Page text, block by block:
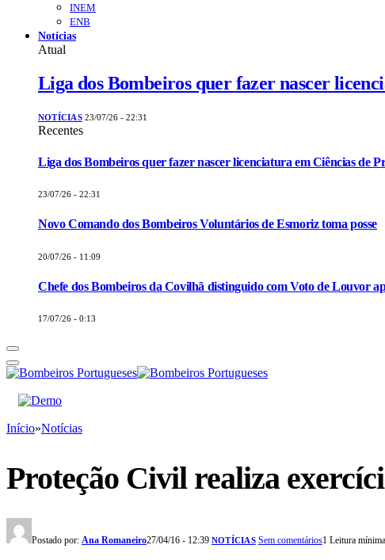
INEM
ENB
Notícias
Atual
Liga dos Bombeiros quer fazer nascer
NOTÍCIAS 23/07/26 - 22:31
Recentes
Liga dos Bombeiros quer fazer nascer licenciatura em Ciências de
23/07/26 - 22:31
Novo Comando dos Bombeiros Voluntários de Esmoriz toma posse
20/07/26 - 11:09
Chefe dos Bombeiros da Covilhã distinguido com Voto de Louvor
17/07/26 - 0:13
Início»Notícias
Proteção Civil realiza
Postado por: Ana Romaneiro27/04/16 - 12:39 NOTÍCIAS Sem comentários1 Leitura mínima